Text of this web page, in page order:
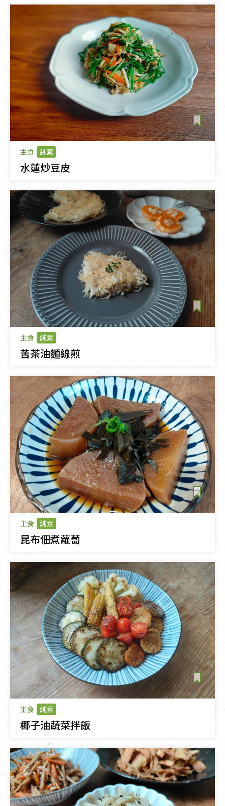
主食 純素
水蓮炒豆皮
主食 純素
苦茶油麵線煎
主食 純素
昆布佃煮蘿蔔
主食 純素
椰子油蔬菜拌飯